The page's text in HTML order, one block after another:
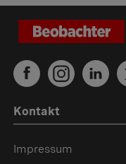
Kontakt
Impressum